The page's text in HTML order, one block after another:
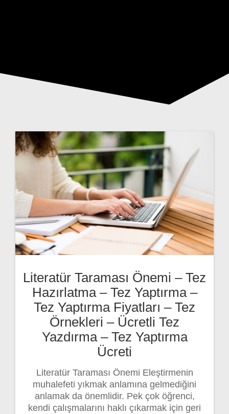
Literatür Taraması Önemi – Tez
Hazırlatma – Tez Yaptırma –
Tez Yaptırma Fiyatları – Tez
Örnekleri – Ücretli Tez
Yazdırma – Tez Yaptırma
Ücreti
Literatür Taraması Önemi Eleştirmenin
muhalefeti yıkmak anlamına gelmediğini
anlamak da önemlidir. Pek çok öğrenci,
kendi çalışmalarını haklı çıkarmak için geri